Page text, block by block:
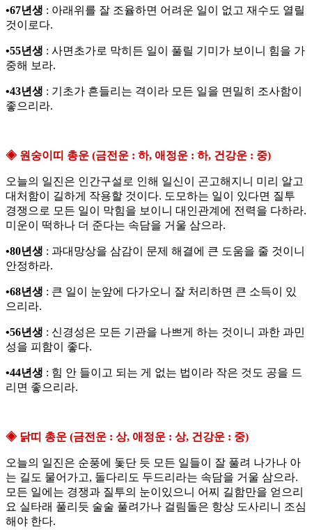
•67년생 : 아래위를 잘 조율하면 어려운 일이 없고 재수도 열릴
것이로다.
•55년생 : 사면초가로 막히든 일이 풀릴 기미가 보이니 힘을 가
중해 보라.
•43년생 : 기초가 흔들리는 격이라 모든 일을 면밀히 조사함이
좋으리라.
◈ 원숭이띠 총운 (금전운 : 하, 애정운 : 하, 건강운 : 중)
오늘의 일진은 인간구설로 인해 일신이 곤고해지니 미리 알고
대처함이 길하게 작용할 것이다. 도모하는 일이 있다면 질투
경쟁으로 모든 일이 막힘을 보이니 대인관계에 전력을 다하라.
미운이 떡하나 더 준다는 속담을 거울 삼으라.
•80년생 : 과대망상을 삼감이 문제 해결에 큰 도움을 줄 것이니
안정하라.
•68년생 : 큰 일이 눈앞에 다가오니 잘 처리하면 큰 소득이 있
으리라.
•56년생 : 신경성은 모든 기관을 나쁘게 하는 것이니 과한 과민
성을 피함이 좋다.
•44년생 : 힘 안 들이고 되는 게 없는 법이라 작은 것도 공을 드
리면 좋으리라.
◈ 닭띠 총운 (금전운 : 상, 애정운 : 상, 건강운 : 중)
오늘의 일진은 순풍에 돛단 듯 모든 일들이 잘 풀려 나가나 아
는 길도 물어가고, 돌다리도 두드리라는 속담을 거울 삼으라.
모든 일에는 경쟁과 질투의 눈이있으니 어찌 길함만을 얻으리
요 실타래 풀리듯 술술 풀려가나 걸림돌은 항상 도사리니 조심
해야 한다.